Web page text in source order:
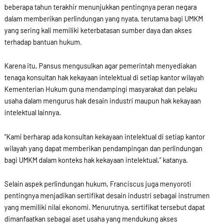
beberapa tahun terakhir menunjukkan pentingnya peran negara
dalam memberikan perlindungan yang nyata, terutama bagi UMKM
yang sering kali memiliki keterbatasan sumber daya dan akses
terhadap bantuan hukum.
Karena itu, Pansus mengusulkan agar pemerintah menyediakan
tenaga konsultan hak kekayaan intelektual di setiap kantor wilayah
Kementerian Hukum guna mendampingi masyarakat dan pelaku
usaha dalam mengurus hak desain industri maupun hak kekayaan
intelektual lainnya.
“Kami berharap ada konsultan kekayaan intelektual di setiap kantor
wilayah yang dapat memberikan pendampingan dan perlindungan
bagi UMKM dalam konteks hak kekayaan intelektual,” katanya.
Selain aspek perlindungan hukum, Franciscus juga menyoroti
pentingnya menjadikan sertifikat desain industri sebagai instrumen
yang memiliki nilai ekonomi. Menurutnya, sertifikat tersebut dapat
dimanfaatkan sebagai aset usaha yang mendukung akses